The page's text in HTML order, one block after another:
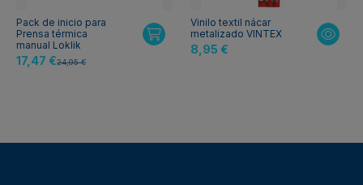
Pack de inicio para
Prensa térmica
manual Loklik
17,47 €24,95 €
Vinilo textil nácar
metalizado VINTEX
8,95 €